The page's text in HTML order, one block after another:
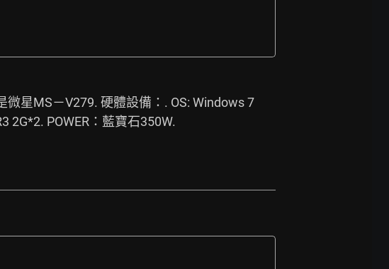
星MS－V279. 硬體設備：. OS: Windows 7
2G*2. POWER：藍寶石350W.